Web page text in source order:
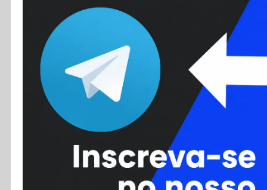
Colunas
Colaboradores
Cursos